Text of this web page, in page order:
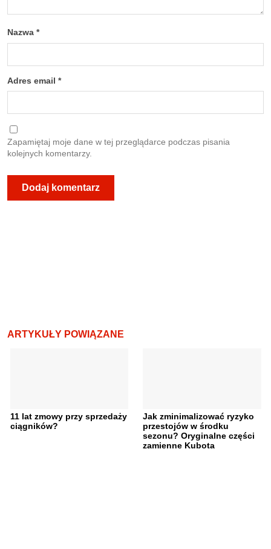
Nazwa *
Adres email *
Zapamiętaj moje dane w tej przeglądarce podczas pisania
kolejnych komentarzy.
ARTYKUŁY POWIĄZANE
11 lat zmowy przy sprzedaży
ciągników?
Jak zminimalizować ryzyko
przestojów w środku
sezonu? Oryginalne części
zamienne Kubota